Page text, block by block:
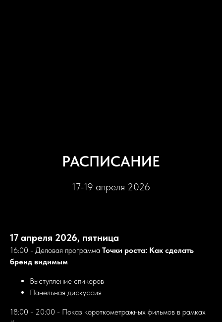
РАСПИСАНИЕ
17-19 апреля 2026
17 апреля 2026, пятница
16:00 - Деловая программа Точки роста: Как сделать
бренд видимым
Выступление спикеров
Панельная дискуссия
18:00 - 20:00 - Показ короткометражных фильмов в рамках